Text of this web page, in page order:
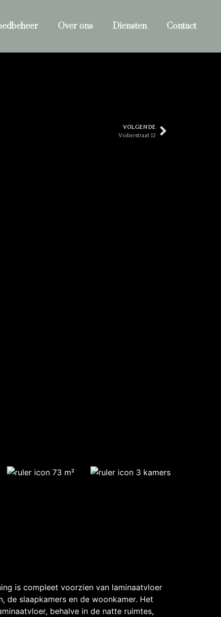
Over ons Diensten Contact
VOLGENDE
Violierstraat 12
73 m² 3 kamers
is compleet voorzien van laminaatvloer
slaapkamers en de woonkamer. Het
behalve in de natte ruimtes,